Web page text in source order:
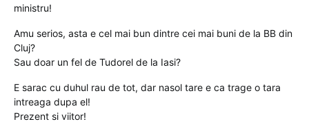
ministru!
Amu serios, asta e cel mai bun dintre cei mai buni de la BB din
Cluj?
Sau doar un fel de Tudorel de la Iasi?
E sarac cu duhul rau de tot, dar nasol tare e ca trage o tara
intreaga dupa el!
Prezent si viitor!